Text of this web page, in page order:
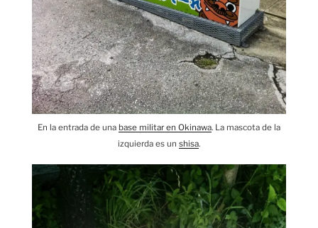
En la entrada de una base militar en Okinawa. La mascota de la
izquierda es un shisa.